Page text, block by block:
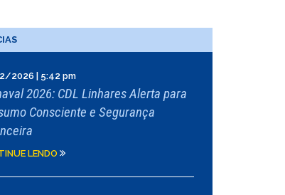
2026 | 5:42 pm
2026: CDL Linhares Alerta para
Consciente e Segurança
LENDO